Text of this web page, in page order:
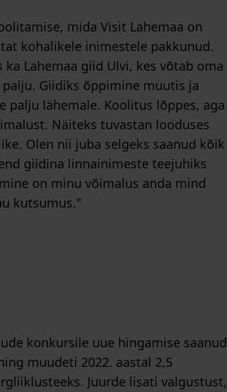
mida Visit Lahemaa on
kohalikele inimestele pakkunud.
Lahemaa giid Ulvi, kes võtab oma
Giidiks õppimine muutis ja
lähemale. Koolitus lõppes, aga
Näiteks tuvastan looduses
Olen nii juba selgeks saanud kõik
giidina linnainimeste teejuhiks
on minu võimalus anda mind
kutsumus."
konkursile uue hingamise saanud
muudeti 2022. aastal 2,5
Juurde lisati valgustust,